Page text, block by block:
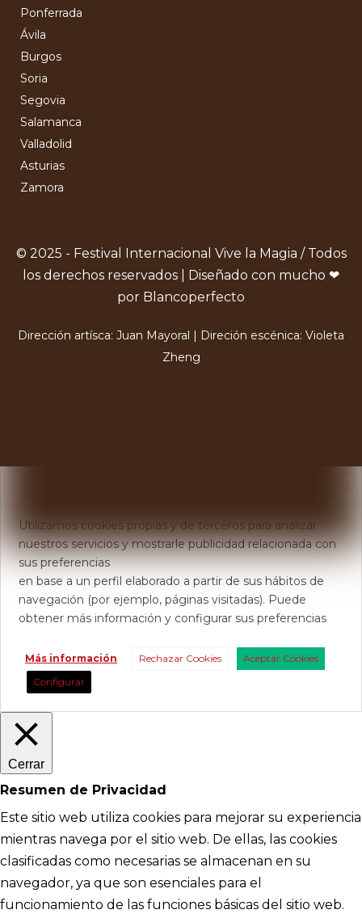
Ponferrada
Ávila
Burgos
Soria
Segovia
Salamanca
Valladolid
Asturias
Zamora
© 2025 - Festival Internacional Vive la Magia / Todos
los derechos reservados | Diseñado con mucho ❤
por Blancoperfecto
Dirección artísca: Juan Mayoral | Direción escénica: Violeta
Zheng
Utilizamos cookies propias y de terceros para analizar
nuestros servicios y mostrarle publicidad relacionada con
sus preferencias
en base a un perfil elaborado a partir de sus hábitos de
navegación (por ejemplo, páginas visitadas). Puede
obtener más información y configurar sus preferencias
Más información Rechazar Cookies
Aceptar Cookies
Configurar
Cerrar
Resumen de Privacidad
Este sitio web utiliza cookies para mejorar su experiencia
mientras navega por el sitio web. De ellas, las cookies
clasificadas como necesarias se almacenan en su
navegador, ya que son esenciales para el
funcionamiento de las funciones básicas del sitio web.